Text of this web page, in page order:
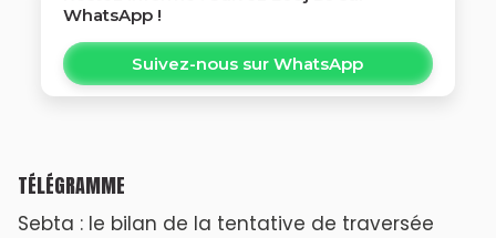
WhatsApp !
Suivez-nous sur WhatsApp
TÉLÉGRAMME
Sebta : le bilan de la tentative de traversée